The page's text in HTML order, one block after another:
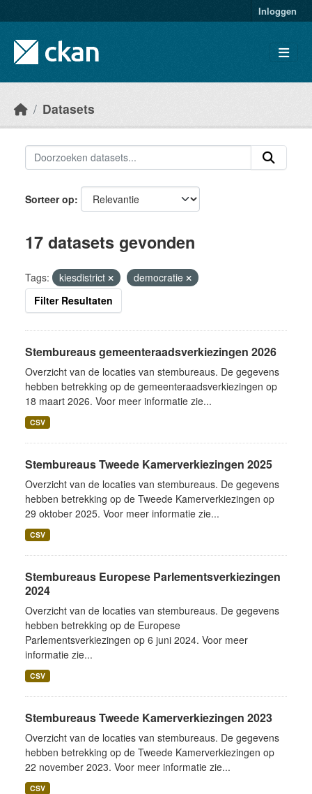
Inloggen
Datasets
Sorteer op
17 datasets gevonden
Tags: kiesdistrict
democratie
Filter Resultaten
Stembureaus gemeenteraadsverkiezingen 2026
Overzicht van de locaties van stembureaus. De gegevens
hebben betrekking op de gemeenteraadsverkiezingen op
18 maart 2026. Voor meer informatie zie...
CSV
Stembureaus Tweede Kamerverkiezingen 2025
Overzicht van de locaties van stembureaus. De gegevens
hebben betrekking op de Tweede Kamerverkiezingen op
29 oktober 2025. Voor meer informatie zie...
CSV
Stembureaus Europese Parlementsverkiezingen
2024
Overzicht van de locaties van stembureaus. De gegevens
hebben betrekking op de Europese
Parlementsverkiezingen op 6 juni 2024. Voor meer
informatie zie...
CSV
Stembureaus Tweede Kamerverkiezingen 2023
Overzicht van de locaties van stembureaus. De gegevens
hebben betrekking op de Tweede Kamerverkiezingen op
22 november 2023. Voor meer informatie zie...
CSV